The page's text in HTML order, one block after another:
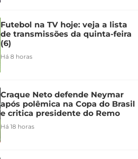
Futebol na TV hoje: veja a lista
de transmissões da quinta-feira
(6)
Há 8 horas
Craque Neto defende Neymar
após polêmica na Copa do Brasil
e critica presidente do Remo
Há 18 horas